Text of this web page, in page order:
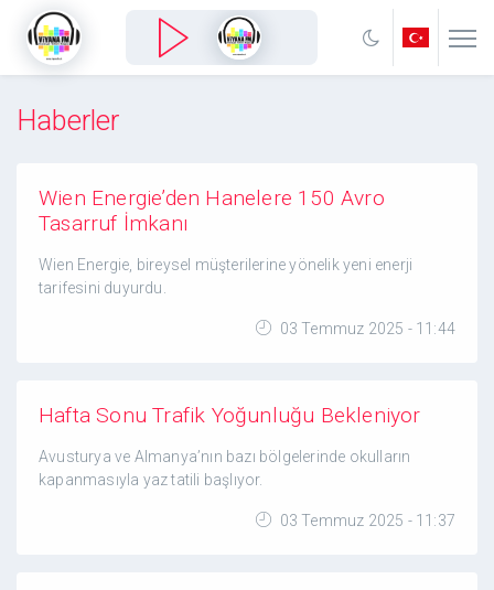
Haberler
Wien Energie’den Hanelere 150 Avro
Tasarruf İmkanı
Wien Energie, bireysel müşterilerine yönelik yeni enerji
tarifesini duyurdu.
03 Temmuz 2025 - 11:44
Hafta Sonu Trafik Yoğunluğu Bekleniyor
Avusturya ve Almanya’nın bazı bölgelerinde okulların
kapanmasıyla yaz tatili başlıyor.
03 Temmuz 2025 - 11:37